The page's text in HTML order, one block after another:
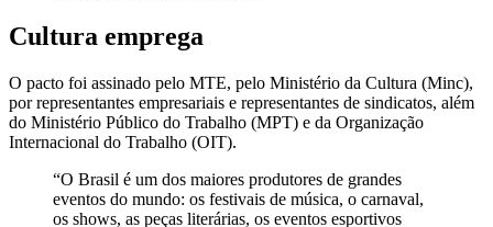
Cultura emprega
O pacto foi assinado pelo MTE, pelo Ministério da Cultura (Minc),
por representantes empresariais e representantes de sindicatos, além
do Ministério Público do Trabalho (MPT) e da Organização
Internacional do Trabalho (OIT).
“O Brasil é um dos maiores produtores de grandes
eventos do mundo: os festivais de música, o carnaval,
os shows, as peças literárias, os eventos esportivos